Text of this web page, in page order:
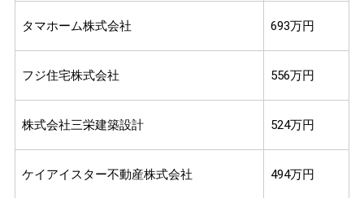
タマホーム株式会社 693万円
フジ住宅株式会社 556万円
株式会社三栄建築設計 524万円
ケイアイスター不動産株式会社 494万円